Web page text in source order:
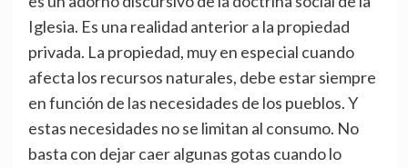
Iglesia. Es una realidad anterior a la propiedad
privada. La propiedad, muy en especial cuando
afecta los recursos naturales, debe estar siempre
en función de las necesidades de los pueblos. Y
estas necesidades no se limitan al consumo. No
basta con dejar caer algunas gotas cuando lo